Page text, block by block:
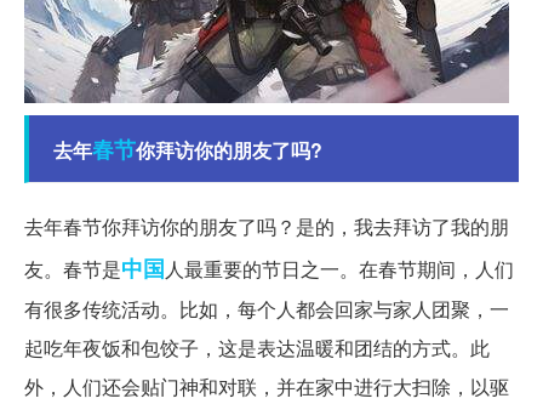
去年春节你拜访你的朋友了吗?
去年春节你拜访你的朋友了吗？是的，我去拜访了我的朋
友。春节是中国人最重要的节日之一。在春节期间，人们
有很多传统活动。比如，每个人都会回家与家人团聚，一
起吃年夜饭和包饺子，这是表达温暖和团结的方式。此
外，人们还会贴门神和对联，并在家中进行大扫除，以驱